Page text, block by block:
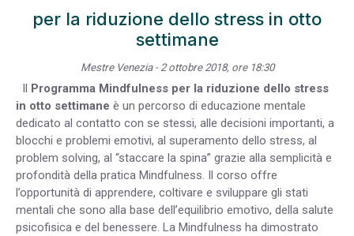
per la riduzione dello stress in otto
settimane
Mestre Venezia - 2 ottobre 2018, ore 18:30
Il Programma Mindfulness per la riduzione dello stress
in otto settimane è un percorso di educazione mentale
dedicato al contatto con se stessi, alle decisioni importanti, a
blocchi e problemi emotivi, al superamento dello stress, al
problem solving, al “staccare la spina” grazie alla semplicità e
profondità della pratica Mindfulness. Il corso offre
l’opportunità di apprendere, coltivare e sviluppare gli stati
mentali che sono alla base dell’equilibrio emotivo, della salute
psicofisica e del benessere. La Mindfulness ha dimostrato